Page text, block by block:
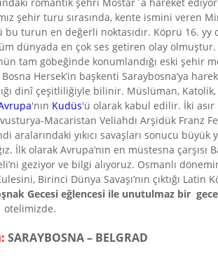
şehir turu sırasında, kente ismini veren
en değerli noktasıdır. Köprü 16. yy
tüm dünyada en çok ses getiren olay
tam göbeğinde konumlandığı eski şehir
Hersek’in başkenti Saraybosna’ya
dinî çeşitliliğiyle bilinir. Müslüman,
'nın Kudüs'ü olarak kabul edilir. İki
Macaristan Veliahdı Arşidük Franz
aralarındaki yıkıcı savaşları sonucu
olarak Avrupa’nın en müstesna çarşısı
geziyor ve bilgi alıyoruz. Osmanlı
Birinci Dünya Savaşı’nın çıktığı
Gecesi eğlencesi ile unutulmaz bir gece
otelimizde.
SARAYBOSNA – BELGRAD